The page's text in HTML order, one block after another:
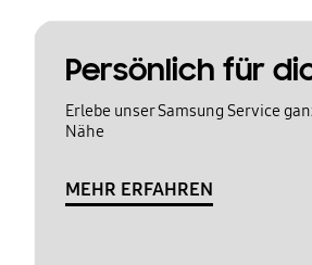
Persönlich für
Erlebe unser Samsung Service
Nähe
MEHR ERFAHREN